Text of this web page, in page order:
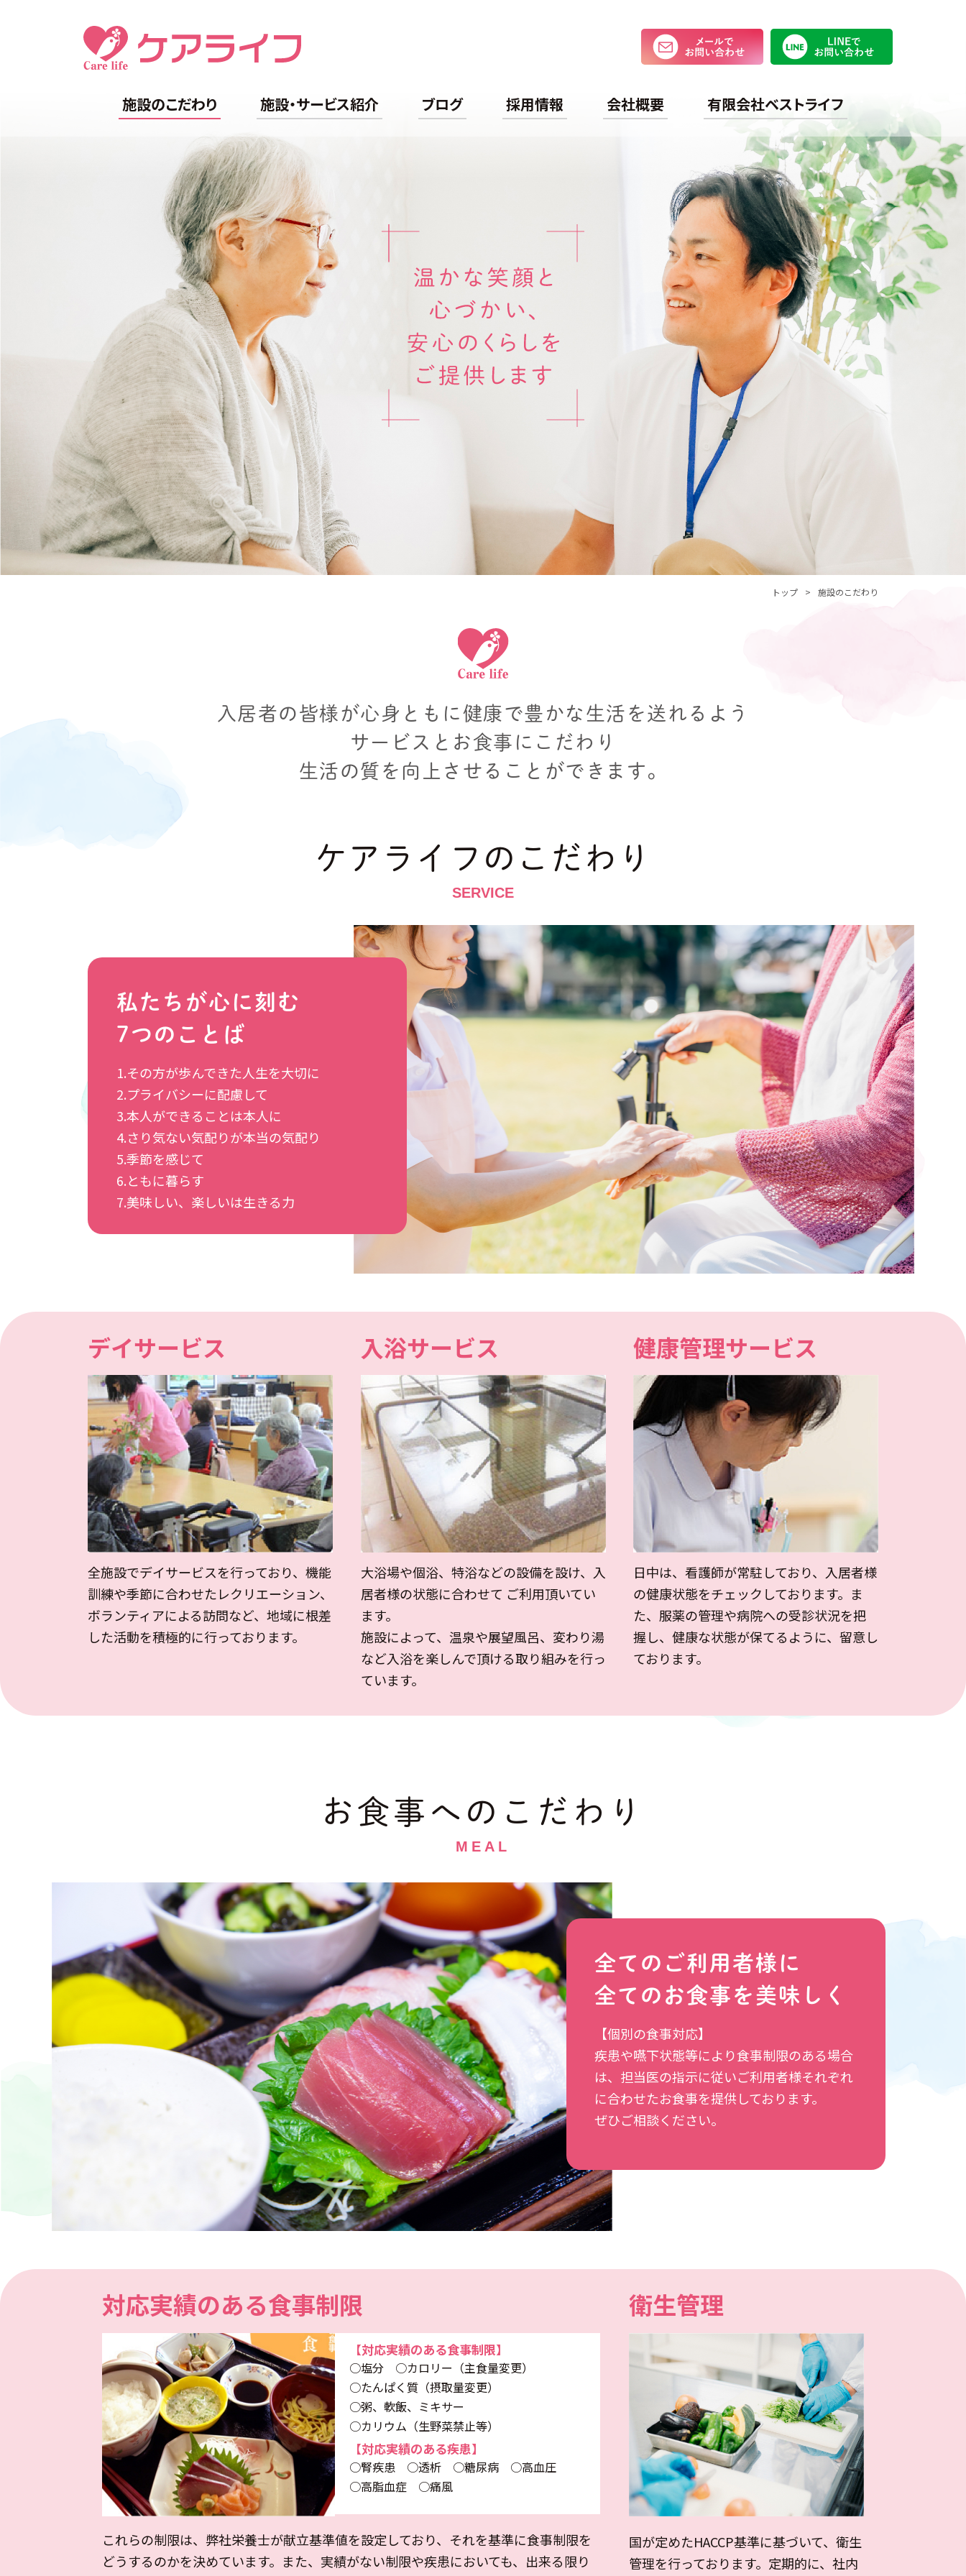
施設のこだわり 施設・サービス紹介 ブログ 採用情報 会社概要 有限会社ベストライフ
メールでお問い合わせ
温かな笑顔と心づかい、安心のくらしをご提供します
トップ 施設のこだわり
入居者の皆様が心身ともに健康で豊かな生活を送れるよう
サービスとお食事にこだわり
生活の質を向上させることができます。
ケアライフのこだわり
私たちが心に刻む
7つのことば
1.その方が歩んできた人生を大切に
2.プライバシーに配慮して
3.本人ができることは本人に
4.さり気ない気配りが本当の気配り
5.季節を感じて
6.ともに暮らす
7.美味しい、楽しいは生きる力
デイサービス
全施設でデイサービスを行っており、機能
訓練や季節に合わせたレクリエーション、
ボランティアによる訪問など、地域に根差
した活動を積極的に行っております。
入浴サービス
大浴場や個浴、特浴などの設備を設け、入
居者様の状態に合わせて ご利用頂いてい
ます。
施設によって、温泉や展望風呂、変わり湯
など入浴を楽しんで頂ける取り組みを行っ
ています。
健康管理サービス
日中は、看護師が常駐しており、入居者様
の健康状態をチェックしております。ま
た、服薬の管理や病院への受診状況を把
握し、健康な状態が保てるように、留意し
ております。
お食事へのこだわり
全てのご利用者様に
全てのお食事を美味しく
【個別の食事対応】
疾患や嚥下状態等により食事制限のある場合
は、担当医の指示に従いご利用者様それぞれ
に合わせたお食事を提供しております。
ぜひご相談ください。
対応実績のある食事制限
【対応実績のある食事制限】
○塩分 ○カロリー（主食量変更）
○たんぱく質（摂取量変更）
○粥、軟飯、ミキサー
○カリウム（生野菜禁止等）
【対応実績のある疾患】
○腎疾患 ○透析 ○糖尿病 ○高血圧
○高脂血症 ○痛風
これらの制限は、弊社栄養士が献立基準値を設定しており、それを基準に食事制限を
どうするのかを決めています。また、実績がない制限や疾患においても、出来る限り
衛生管理
国が定めたHACCP基準に基づいて、衛生
管理を行っております。定期的に、社内